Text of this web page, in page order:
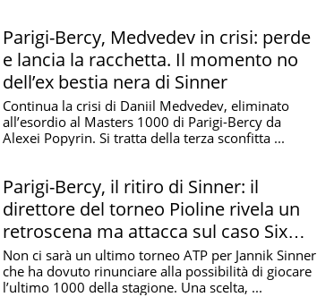
Parigi-Bercy, Medvedev in crisi: perde
e lancia la racchetta. Il momento no
dell’ex bestia nera di Sinner
Continua la crisi di Daniil Medvedev, eliminato
all’esordio al Masters 1000 di Parigi-Bercy da
Alexei Popyrin. Si tratta della terza sconfitta ...
Parigi-Bercy, il ritiro di Sinner: il
direttore del torneo Pioline rivela un
retroscena ma attacca sul caso Six
Kings Slam
Non ci sarà un ultimo torneo ATP per Jannik Sinner
che ha dovuto rinunciare alla possibilità di giocare
l’ultimo 1000 della stagione. Una scelta, ...